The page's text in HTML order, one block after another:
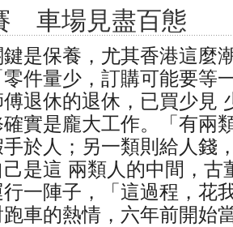
車場見盡百態
是保養，尤其香港這麼
件量少，訂購可能要等
退休的退休，已買少見
實是龐大工作。「有兩
於人；另一類則給人錢
是這 兩類人的中間，古
一陣子，「這過程，花
車的熱情，六年前開始